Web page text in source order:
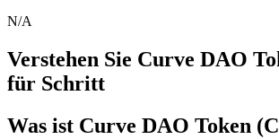
N/A
Verstehen Sie Curve DAO
für Schritt
Was ist Curve DAO Token